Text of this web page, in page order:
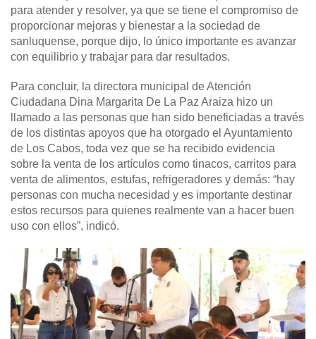
para atender y resolver, ya que se tiene el compromiso de
proporcionar mejoras y bienestar a la sociedad de
sanluquense, porque dijo, lo único importante es avanzar
con equilibrio y trabajar para dar resultados.
Para concluir, la directora municipal de Atención
Ciudadana Dina Margarita De La Paz Araiza hizo un
llamado a las personas que han sido beneficiadas a través
de los distintas apoyos que ha otorgado el Ayuntamiento
de Los Cabos, toda vez que se ha recibido evidencia
sobre la venta de los artículos como tinacos, carritos para
venta de alimentos, estufas, refrigeradores y demás: “hay
personas con mucha necesidad y es importante destinar
estos recursos para quienes realmente van a hacer buen
uso con ellos”, indicó.